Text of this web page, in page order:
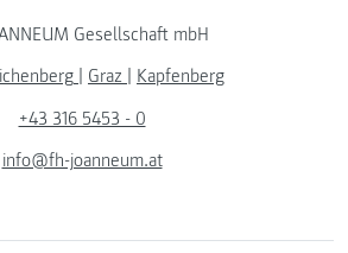
Gesellschaft mbH
Graz
Kapfenberg
+43 316 5453 - 0
info@fh-joanneum.at